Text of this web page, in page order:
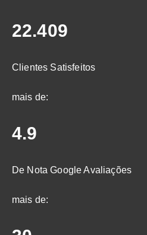
22.409
Clientes Satisfeitos
mais de:
4.9
De Nota Google Avaliações
mais de: